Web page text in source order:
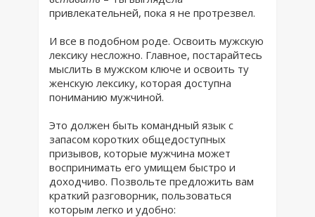
привлекательней, пока я не протрезвел.
И все в подобном роде. Освоить мужскую
лексику несложно. Главное, постарайтесь
мыслить в мужском ключе и освоить ту
женскую лексику, которая доступна
пониманию мужчиной.
Это должен быть командный язык с
запасом коротких общедоступных
призывов, которые мужчина может
воспринимать его умищем быстро и
доходчиво. Позвольте предложить вам
краткий разговорник, пользоваться
которым легко и удобно: